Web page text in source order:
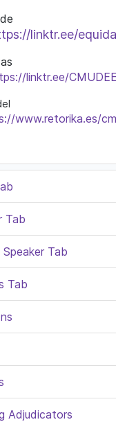
linktr.ee/
linktr.ee/
www.retorika.es/
Tab
Tab
Tab
Adjudicators